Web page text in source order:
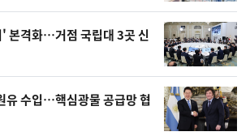
본격화…거점 국립대 3곳 신
유 수입…핵심광물 공급망 협